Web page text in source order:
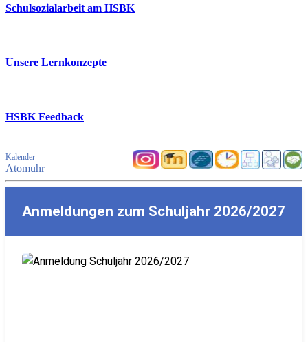
Schulsozialarbeit am HSBK
Unsere Lernkonzepte
HSBK Feedback
Kalender
Atomuhr
Anmeldungen zum Schuljahr 2026/2027